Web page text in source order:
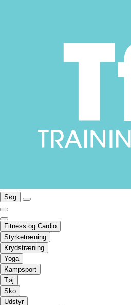
Søg
Fitness og Cardio
Styrketræning
Krydstræning
Yoga
Kampsport
Tøj
Sko
Udstyr